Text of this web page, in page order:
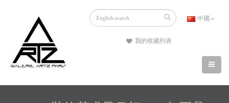
中國
我的收藏列表